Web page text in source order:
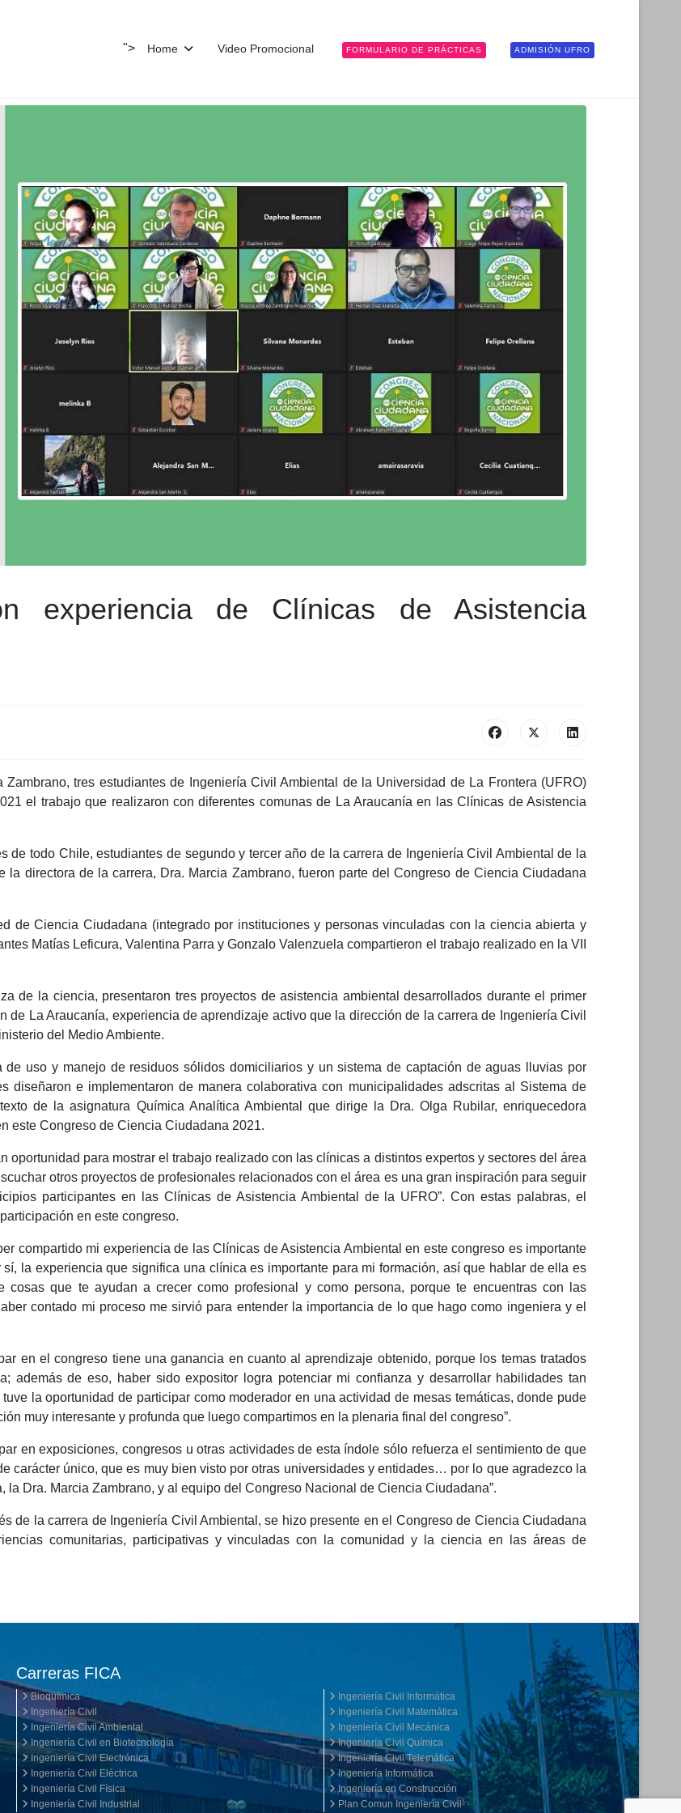
"> Home Video Promocional FORMULARIO DE PRÁCTICAS ADMISIÓN UFRO
experiencia de Clínicas de Asistencia
tres estudiantes de Ingeniería Civil Ambiental de la Universidad de La Frontera (UFRO)
el trabajo que realizaron con diferentes comunas de La Araucanía en las Clínicas de Asistencia
de todo Chile, estudiantes de segundo y tercer año de la carrera de Ingeniería Civil Ambiental de la
la directora de la carrera, Dra. Marcia Zambrano, fueron parte del Congreso de Ciencia Ciudadana
de Ciencia Ciudadana (integrado por instituciones y personas vinculadas con la ciencia abierta y
Matías Leficura, Valentina Parra y Gonzalo Valenzuela compartieron el trabajo realizado en la VII
de la ciencia, presentaron tres proyectos de asistencia ambiental desarrollados durante el primer
de La Araucanía, experiencia de aprendizaje activo que la dirección de la carrera de Ingeniería Civil
del Medio Ambiente.
uso y manejo de residuos sólidos domiciliarios y un sistema de captación de aguas lluvias por
diseñaron e implementaron de manera colaborativa con municipalidades adscritas al Sistema de
de la asignatura Química Analítica Ambiental que dirige la Dra. Olga Rubilar, enriquecedora
este Congreso de Ciencia Ciudadana 2021.
oportunidad para mostrar el trabajo realizado con las clínicas a distintos expertos y sectores del área
otros proyectos de profesionales relacionados con el área es una gran inspiración para seguir
participantes en las Clínicas de Asistencia Ambiental de la UFRO”. Con estas palabras, el
en este congreso.
compartido mi experiencia de las Clínicas de Asistencia Ambiental en este congreso es importante
la experiencia que significa una clínica es importante para mi formación, así que hablar de ella es
que te ayudan a crecer como profesional y como persona, porque te encuentras con las
contado mi proceso me sirvió para entender la importancia de lo que hago como ingeniera y el
en el congreso tiene una ganancia en cuanto al aprendizaje obtenido, porque los temas tratados
además de eso, haber sido expositor logra potenciar mi confianza y desarrollar habilidades tan
la oportunidad de participar como moderador en una actividad de mesas temáticas, donde pude
muy interesante y profunda que luego compartimos en la plenaria final del congreso”.
en exposiciones, congresos u otras actividades de esta índole sólo refuerza el sentimiento de que
carácter único, que es muy bien visto por otras universidades y entidades… por lo que agradezco la
Dra. Marcia Zambrano, y al equipo del Congreso Nacional de Ciencia Ciudadana”.
de la carrera de Ingeniería Civil Ambiental, se hizo presente en el Congreso de Ciencia Ciudadana
comunitarias, participativas y vinculadas con la comunidad y la ciencia en las áreas de
Carreras FICA
Bioquímica
Ingeniería Civil
Ingeniería Civil Ambiental
Ingeniería Civil en Biotecnología
Ingeniería Civil Electrónica
Ingeniería Civil Eléctrica
Ingeniería Civil Física
Ingeniería Civil Industrial
Ingeniería Civil Informática
Ingeniería Civil Matemática
Ingeniería Civil Mecánica
Ingeniería Civil Química
Ingeniería Civil Telemática
Ingeniería Informática
Ingeniería en Construcción
Plan Comun Ingeniería Civil